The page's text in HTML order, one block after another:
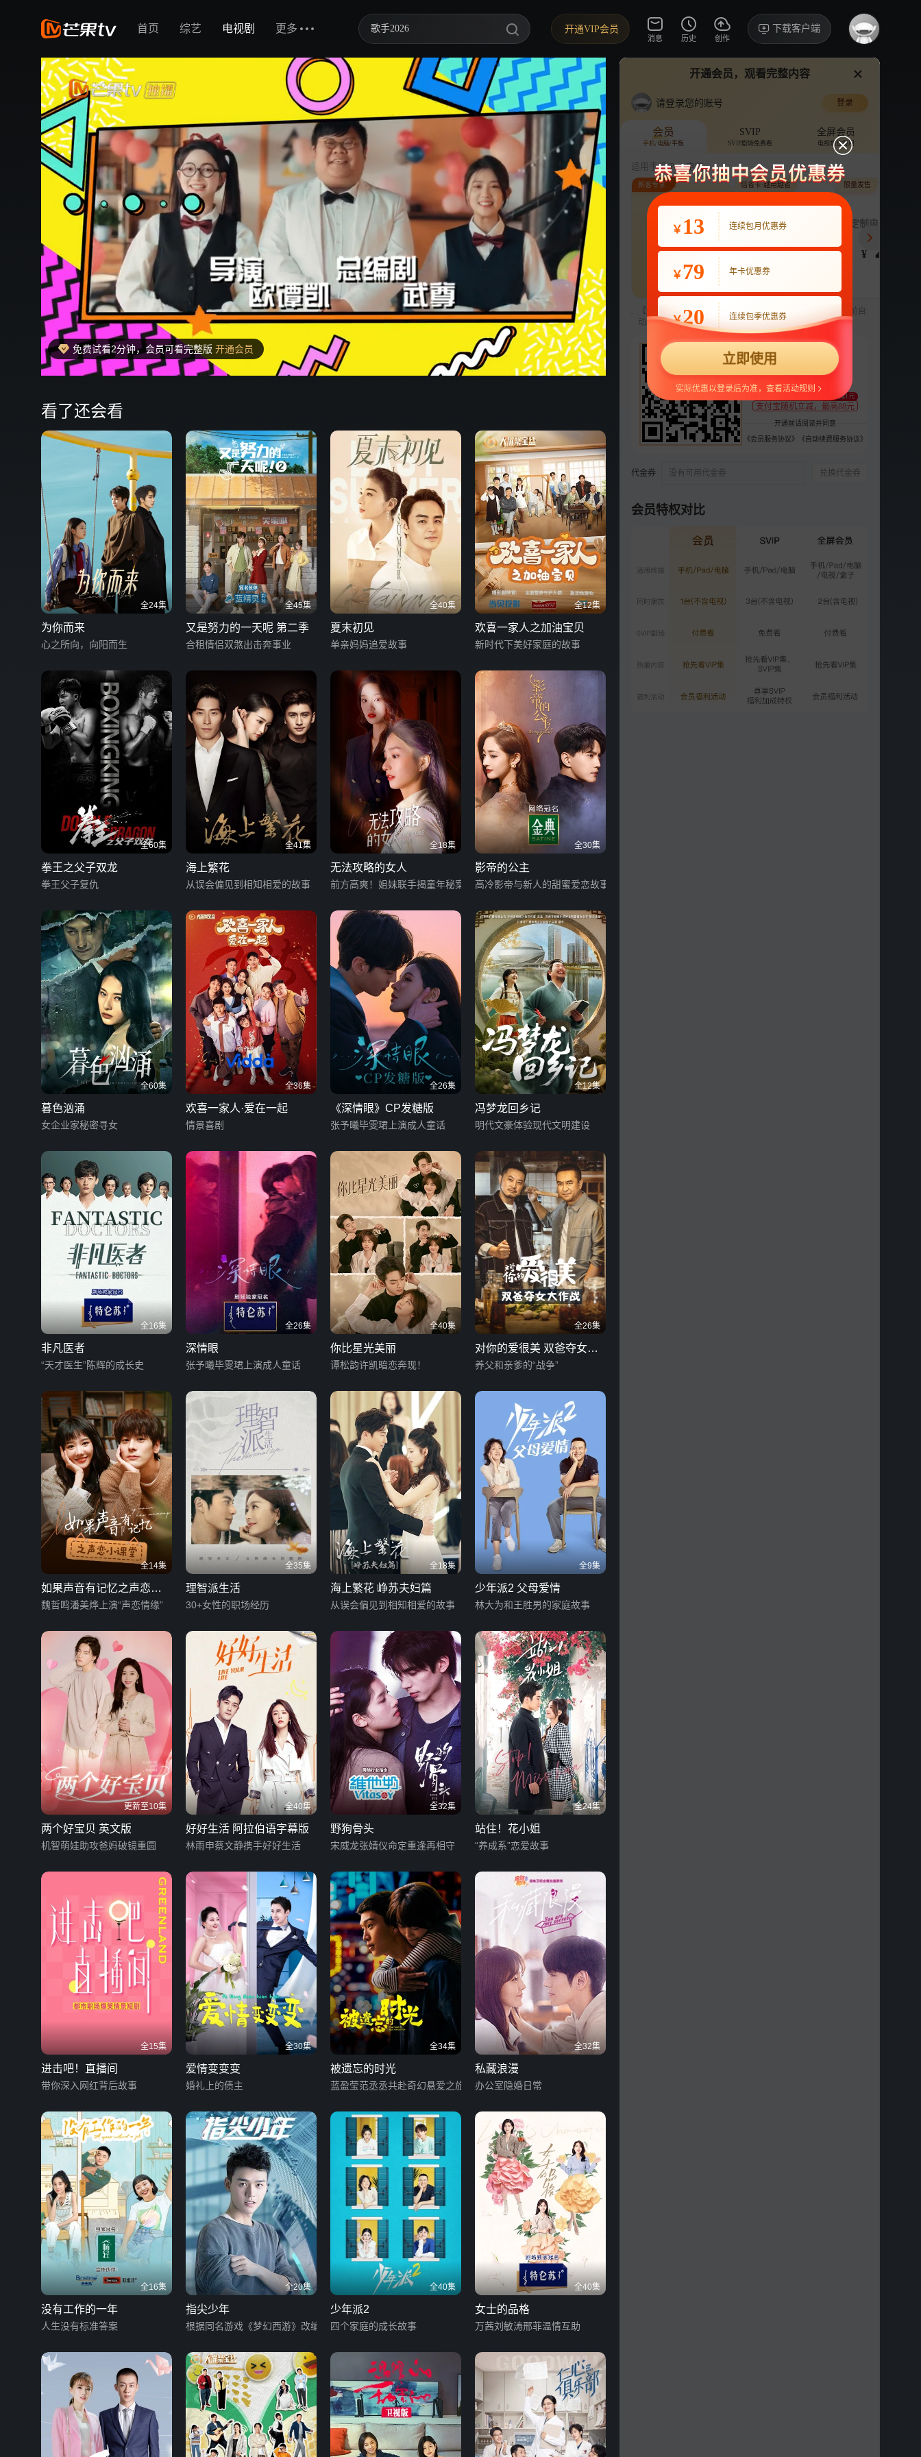
首页 综艺 电视剧 更多
密室大逃脱 第八季
歌手2026
你好，星期六
中餐厅·南洋拾光季
快乐老家
野狗骨头
我们的宿舍·归心季
爸爸当家 第五季
开通VIP会员
消息 历史 创作
下载客户端
好喜欢花千金啊啊啊啊啊
免费试看2分钟，会员可看完整版 开通会员
看了还会看
全24集
为你而来
心之所向，向阳而生
全45集
又是努力的一天呢 第二季
合租情侣双煞出击奔事业
全40集
夏末初见
单亲妈妈追爱故事
全12集
欢喜一家人之加油宝贝
新时代下美好家庭的故事
全60集
拳王之父子双龙
拳王父子复仇
全41集
海上繁花
从误会偏见到相知相爱的故事
全18集
无法攻略的女人
前方高爽！姐妹联手揭童年秘案
全30集
影帝的公主
高冷影帝与新人的甜蜜爱恋故事
全60集
暮色汹涌
女企业家秘密寻女
全36集
欢喜一家人·爱在一起
情景喜剧
全26集
《深情眼》CP发糖版
张予曦毕雯珺上演成人童话
全12集
冯梦龙回乡记
明代文豪体验现代文明建设
全16集
非凡医者
“天才医生”陈辉的成长史
全26集
深情眼
张予曦毕雯珺上演成人童话
全40集
你比星光美丽
谭松韵许凯暗恋奔现！
全26集
对你的爱很美 双爸夺女大
作战
养父和亲爹的“战争”
全14集
如果声音有记忆之声恋小
课堂
魏哲鸣潘美烨上演“声恋情缘”
全35集
理智派生活
30+女性的职场经历
全18集
海上繁花 峥苏夫妇篇
从误会偏见到相知相爱的故事
全9集
少年派2 父母爱情
林大为和王胜男的家庭故事
更新至10集
两个好宝贝 英文版
机智萌娃助攻爸妈破镜重圆
全40集
好好生活 阿拉伯语字幕版
林雨申蔡文静携手好好生活
全32集
野狗骨头
宋威龙张婧仪命定重逢再相守
全24集
站住！花小姐
“养成系”恋爱故事
全15集
进击吧！直播间
带你深入网红背后故事
全30集
爱情变变变
婚礼上的债主
全34集
被遗忘的时光
蓝盈莹范丞丞共赴奇幻悬爱之旅
全32集
私藏浪漫
办公室隐婚日常
全16集
没有工作的一年
人生没有标准答案
全20集
指尖少年
根据同名游戏《梦幻西游》改编
全40集
少年派2
四个家庭的成长故事
全40集
女士的品格
万茜刘敏涛邢菲温情互助
讨论
不止是合租的关系
微短剧 6914.2万次播放 丁敬一
VIP畅享海量剧综
第2季 第1季
1 2 3
预
4
预
5
6
预
3
VIP
5
7 8 11
12 13
01:37 01:27
开通会员，观看完整内容
请登录您的账号 登录
会员
手机/电脑/平板
SVIP
SVIP剧场免费看
全屏会员
电视端也能用
适用手机/Pad/电脑
连续包月
¥ 22
22
新客专享
月付最低至
¥ 3.9
倍省卡·越用越省
定制电子吧唧年
¥ 248
限量发售
【新用户专享】前3个月每月9元，第4个月起22元/月，到期前自
动续费，可随时取消。
22
支持 扫码支付
支付宝随机立减，最高88元
至少减1元
开通前请阅读并同意
《会员服务协议》 《自动续费服务协议》
代金券 没有可用代金券 兑换代金券
会员特权对比
￥ 13 连续包月优惠券
￥79 年卡优惠券
￥20 连续包季优惠券
立即使用
实际优惠以登录后为准，查看活动规则